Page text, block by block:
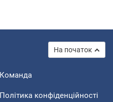
На початок
Команда
Політика конфіденційності